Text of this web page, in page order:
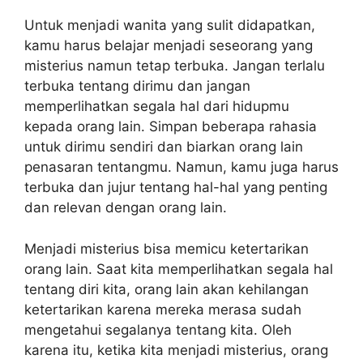
Untuk menjadi wanita yang sulit didapatkan,
kamu harus belajar menjadi seseorang yang
misterius namun tetap terbuka. Jangan terlalu
terbuka tentang dirimu dan jangan
memperlihatkan segala hal dari hidupmu
kepada orang lain. Simpan beberapa rahasia
untuk dirimu sendiri dan biarkan orang lain
penasaran tentangmu. Namun, kamu juga harus
terbuka dan jujur tentang hal-hal yang penting
dan relevan dengan orang lain.
Menjadi misterius bisa memicu ketertarikan
orang lain. Saat kita memperlihatkan segala hal
tentang diri kita, orang lain akan kehilangan
ketertarikan karena mereka merasa sudah
mengetahui segalanya tentang kita. Oleh
karena itu, ketika kita menjadi misterius, orang